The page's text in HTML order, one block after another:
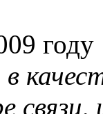
году
в